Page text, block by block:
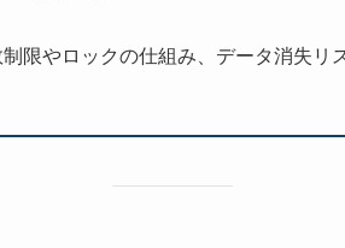
限やロックの仕組み、データ消失リ